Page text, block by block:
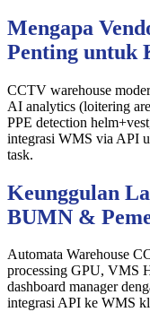
Mengapa
Penting untuk
CCTV warehouse
AI analytics (loitering
PPE detection
integrasi WMS via API
task.
Keunggulan
BUMN &
Automata Warehouse
processing GPU, VMS
dashboard manager
integrasi API ke WMS